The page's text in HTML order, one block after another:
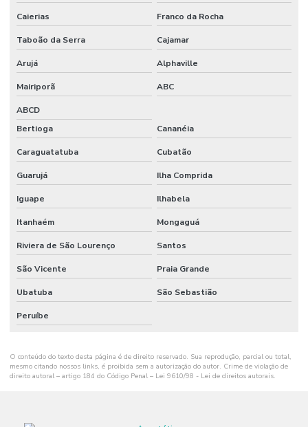
Caierias Franco da Rocha
Taboão da Serra Cajamar
Arujá Alphaville
Mairiporã ABC
ABCD
Bertioga
Cananéia
Caraguatatuba Cubatão
Guarujá Ilha Comprida
Iguape Ilhabela
Itanhaém Mongaguá
Riviera de São Lourenço Santos
São Vicente Praia Grande
Ubatuba São Sebastião
Peruíbe
O conteúdo do texto desta página é de direito reservado. Sua reprodução, parcial ou total,
mesmo citando nossos links, é proibida sem a autorização do autor. Crime de violação de
direito autoral – artigo 184 do Código Penal – Lei 9610/98 - Lei de direitos autorais.